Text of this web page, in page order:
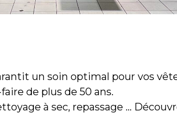
un soin optimal pour vos
de plus de 50 ans.
à sec, repassage …